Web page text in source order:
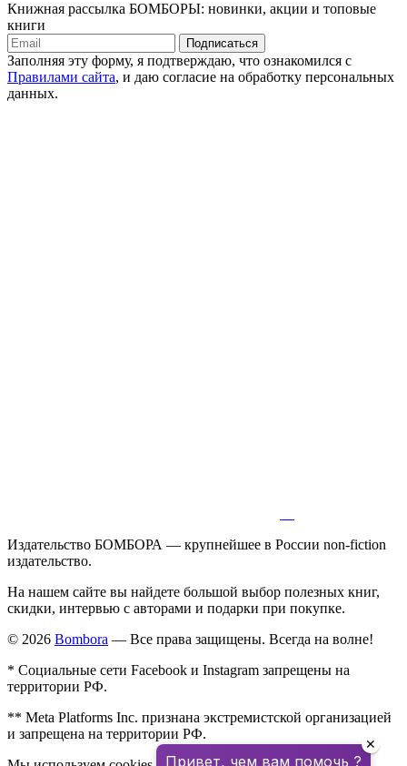
Книжная рассылка БОМБОРЫ: новинки, акции и топовые
книги
Подписаться
Заполняя эту форму, я подтверждаю, что ознакомился с
Правилами сайта, и даю согласие на обработку персональных
данных.
Издательство БОМБОРА — крупнейшее в России non-fiction
издательство.
На нашем сайте вы найдете большой выбор полезных книг,
скидки, интервью с авторами и подарки при покупке.
© 2026 Bombora — Все права защищены. Всегда на волне!
* Социальные сети Facebook и Instagram запрещены на
территории РФ.
** Meta Platforms Inc. признана экстремистской организацией
и запрещена на территории РФ.
Привет, чем вам помочь ?
✕